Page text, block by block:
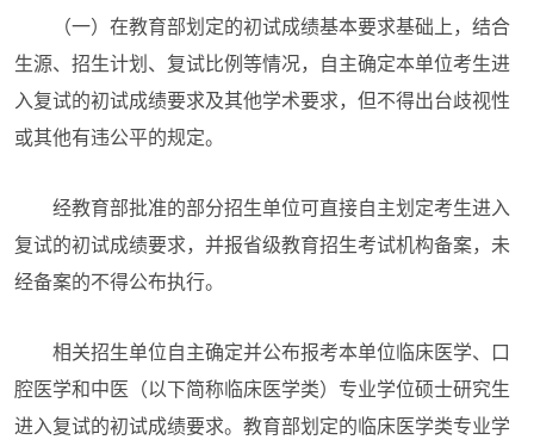
（一）在教育部划定的初试成绩基本要求基础上，结合
生源、招生计划、复试比例等情况，自主确定本单位考生进
入复试的初试成绩要求及其他学术要求，但不得出台歧视性
或其他有违公平的规定。
经教育部批准的部分招生单位可直接自主划定考生进入
复试的初试成绩要求，并报省级教育招生考试机构备案，未
经备案的不得公布执行。
相关招生单位自主确定并公布报考本单位临床医学、口
腔医学和中医（以下简称临床医学类）专业学位硕士研究生
进入复试的初试成绩要求。教育部划定的临床医学类专业学